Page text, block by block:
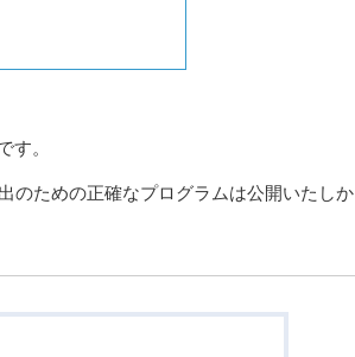
す。
のための正確なプログラムは公開いたしか